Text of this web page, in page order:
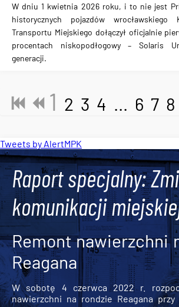
W dniu 1 kwietnia 2026 roku, i to nie jest
historycznych pojazdów wrocławskiego
Transportu Miejskiego dołączył oficjalnie
procentach niskopodłogowy – Solaris
generacji.
1 2 3 4 ... 6 7 8
Tweets by AlertMPK
Raport specjalny:
komunikacji
Remont nawierzchni
Reagana
W sobotę 4 czerwca 2022 r.
nawierzchni na rondzie Reagana